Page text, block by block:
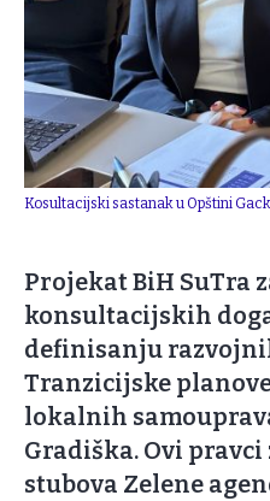
Kosultacijski sastanak u Opštini
Projekat BiH SuTra
konsultacijskih
definisanju
Tranzicijske
lokalnih
Gradiška. Ovi
stubova Zelene